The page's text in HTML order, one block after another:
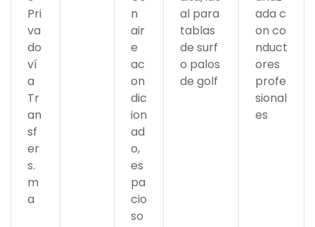
Pri
va
do
ví
a
Tr
an
sf
er
s.
m
a
n
air
e
ac
on
dic
ion
ad
o,
es
pa
cio
so
al para
tablas
de surf
o palos
de golf
ada c
on co
nduct
ores
profe
sional
es